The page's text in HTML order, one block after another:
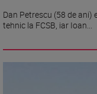
Dan Petrescu (58 de ani)
tehnic la FCSB, iar Ioan...